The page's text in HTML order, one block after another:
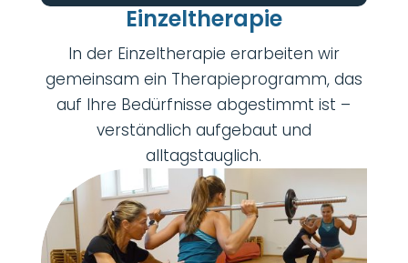
Einzeltherapie
In der Einzeltherapie erarbeiten wir
gemeinsam ein Therapieprogramm, das
auf Ihre Bedürfnisse abgestimmt ist –
verständlich aufgebaut und
alltagstauglich.